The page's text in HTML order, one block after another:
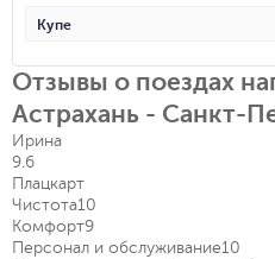
Купе
Отзывы о поездах
Астрахань - Санкт-
Ирина
9.6
Плацкарт
Чистота10
Комфорт9
Персонал и обслуживание10